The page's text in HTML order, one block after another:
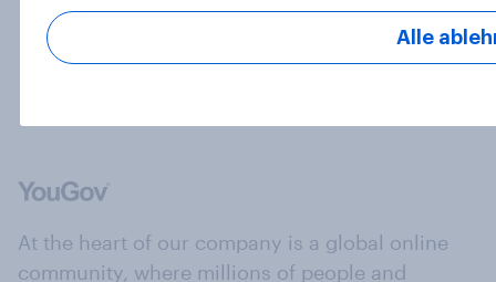
Weitere laden
At the heart of our company is a global online
community, where millions of people and
Alle